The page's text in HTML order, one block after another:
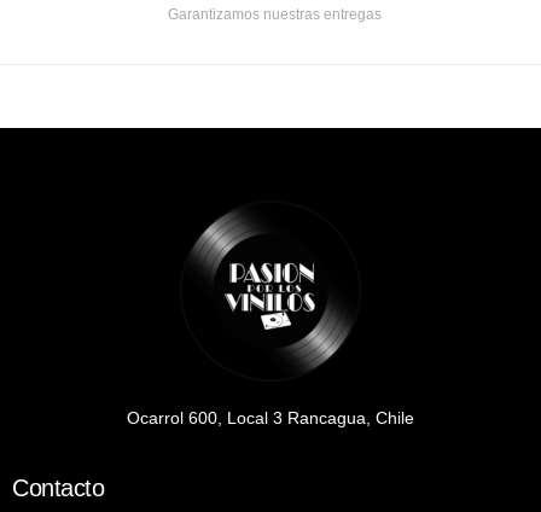
Garantizamos nuestras entregas
Ocarrol 600, Local 3 Rancagua, Chile
Contacto